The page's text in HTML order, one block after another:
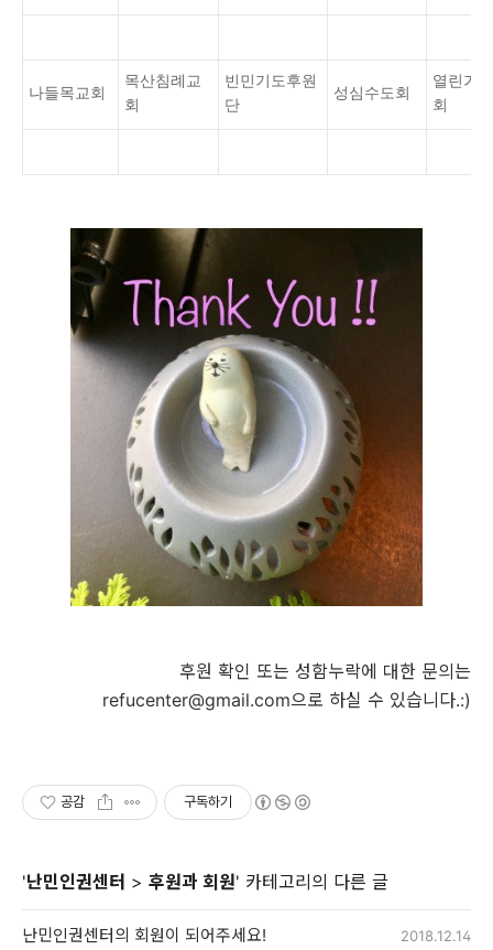
나들목교회
목산침례교
회
빈민기도후원
단
성심수도회
열린가
회
후원 확인 또는 성함누락에 대한 문의는
refucenter@gmail.com으로 하실 수 있습니다.:)
공감 구독하기
'난민인권센터 > 후원과 회원' 카테고리의 다른 글
난민인권센터의 회원이 되어주세요! 2018.12.14